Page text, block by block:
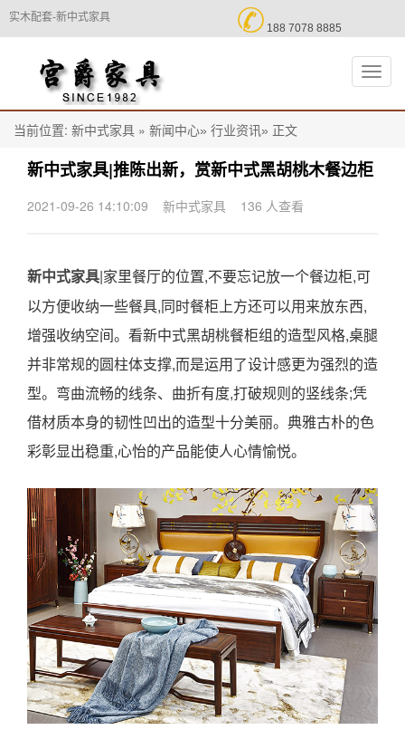
实木配套-新中式家具  188 7078 8885
切
换
导
当前位置: 新中式家具 » 新闻中心» 行业资讯» 正文
新中式家具|推陈出新，赏新中式黑胡桃木餐边柜
2021-09-26 14:10:09 新中式家具 136 人查看
新中式家具|家里餐厅的位置,不要忘记放一个餐边柜,可
以方便收纳一些餐具,同时餐柜上方还可以用来放东西,
增强收纳空间。看新中式黑胡桃餐柜组的造型风格,桌腿
并非常规的圆柱体支撑,而是运用了设计感更为强烈的造
型。弯曲流畅的线条、曲折有度,打破规则的竖线条;凭
借材质本身的韧性凹出的造型十分美丽。典雅古朴的色
彩彰显出稳重,心怡的产品能使人心情愉悦。